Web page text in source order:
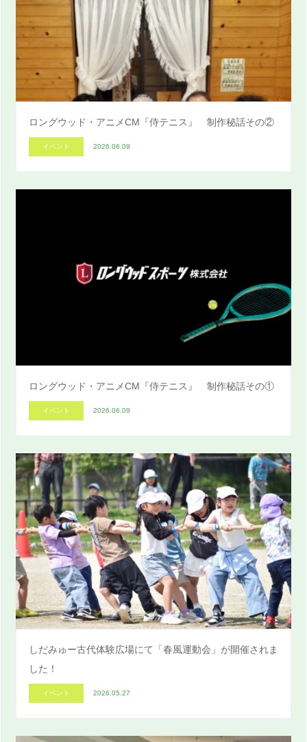
ロングウッド・アニメCM『侍テニス』 制作秘話その②
イベント 2026.06.09
ロングウッド・アニメCM『侍テニス』 制作秘話その①
イベント 2026.06.09
しだみゅー古代体験広場にて「春風運動会」が開催されま
した！
イベント 2026.05.27